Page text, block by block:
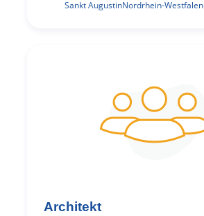
Sankt AugustinNordrhein-Westfalen
Architekt